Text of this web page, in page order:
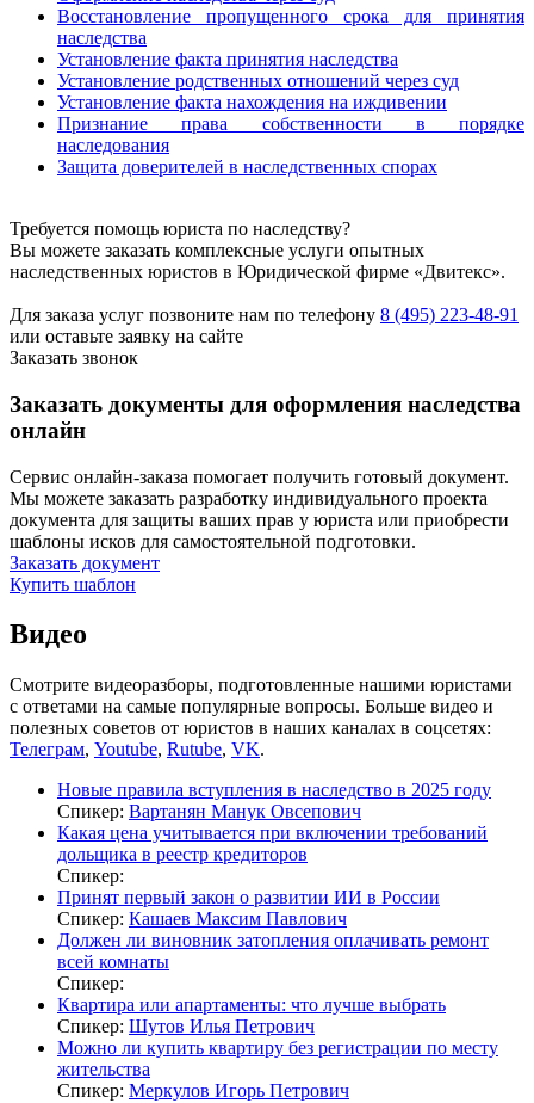
Восстановление пропущенного срока для принятия
наследства
Установление факта принятия наследства
Установление родственных отношений через суд
Установление факта нахождения на иждивении
Признание права собственности в порядке
наследования
Защита доверителей в наследственных спорах
Требуется помощь юриста по наследству?
Вы можете заказать комплексные услуги опытных
наследственных юристов в Юридической фирме «Двитекс».
Для заказа услуг позвоните нам по телефону 8 (495) 223-48-91
или оставьте заявку на сайте
Заказать звонок
Заказать документы для оформления наследства
онлайн
Сервис онлайн-заказа помогает получить готовый документ.
Мы можете заказать разработку индивидуального проекта
документа для защиты ваших прав у юриста или приобрести
шаблоны исков для самостоятельной подготовки.
Заказать документ
Купить шаблон
Видео
Смотрите видеоразборы, подготовленные нашими юристами
с ответами на самые популярные вопросы. Больше видео и
полезных советов от юристов в наших каналах в соцсетях:
Телеграм, Youtube, Rutube, VK.
Новые правила вступления в наследство в 2025 году
Спикер: Вартанян Манук Овсепович
Какая цена учитывается при включении требований
дольщика в реестр кредиторов
Спикер:
Принят первый закон о развитии ИИ в России
Спикер: Кашаев Максим Павлович
Должен ли виновник затопления оплачивать ремонт
всей комнаты
Спикер:
Квартира или апартаменты: что лучше выбрать
Спикер: Шутов Илья Петрович
Можно ли купить квартиру без регистрации по месту
жительства
Спикер: Меркулов Игорь Петрович